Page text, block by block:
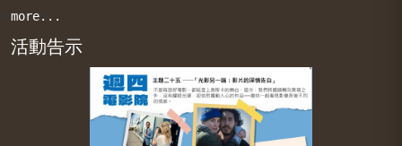
more...
活動告示